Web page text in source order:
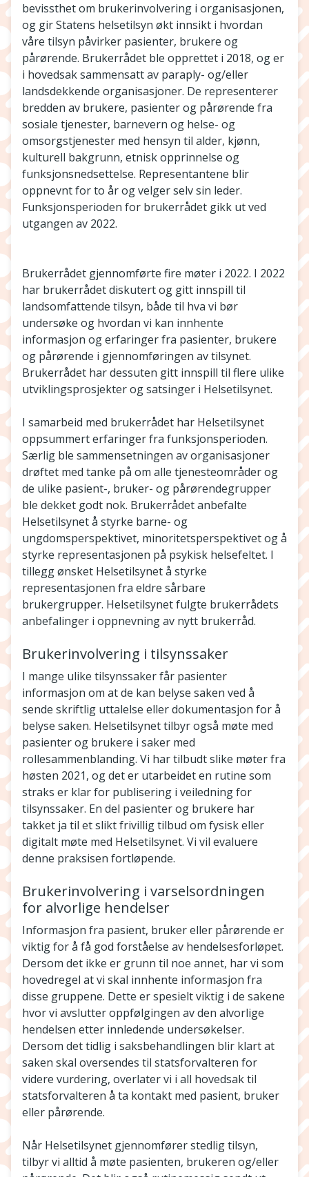
bevissthet om brukerinvolvering i organisasjonen,
og gir Statens helsetilsyn økt innsikt i hvordan
våre tilsyn påvirker pasienter, brukere og
pårørende. Brukerrådet ble opprettet i 2018, og er
i hovedsak sammensatt av paraply- og/eller
landsdekkende organisasjoner. De representerer
bredden av brukere, pasienter og pårørende fra
sosiale tjenester, barnevern og helse- og
omsorgstjenester med hensyn til alder, kjønn,
kulturell bakgrunn, etnisk opprinnelse og
funksjonsnedsettelse. Representantene blir
oppnevnt for to år og velger selv sin leder.
Funksjonsperioden for brukerrådet gikk ut ved
utgangen av 2022.
Brukerrådet gjennomførte fire møter i 2022. I 2022
har brukerrådet diskutert og gitt innspill til
landsomfattende tilsyn, både til hva vi bør
undersøke og hvordan vi kan innhente
informasjon og erfaringer fra pasienter, brukere
og pårørende i gjennomføringen av tilsynet.
Brukerrådet har dessuten gitt innspill til flere ulike
utviklingsprosjekter og satsinger i Helsetilsynet.
I samarbeid med brukerrådet har Helsetilsynet
oppsummert erfaringer fra funksjonsperioden.
Særlig ble sammensetningen av organisasjoner
drøftet med tanke på om alle tjenesteområder og
de ulike pasient-, bruker- og pårørendegrupper
ble dekket godt nok. Brukerrådet anbefalte
Helsetilsynet å styrke barne- og
ungdomsperspektivet, minoritetsperspektivet og å
styrke representasjonen på psykisk helsefeltet. I
tillegg ønsket Helsetilsynet å styrke
representasjonen fra eldre sårbare
brukergrupper. Helsetilsynet fulgte brukerrådets
anbefalinger i oppnevning av nytt brukerråd.
Brukerinvolvering i tilsynssaker
I mange ulike tilsynssaker får pasienter
informasjon om at de kan belyse saken ved å
sende skriftlig uttalelse eller dokumentasjon for å
belyse saken. Helsetilsynet tilbyr også møte med
pasienter og brukere i saker med
rollesammenblanding. Vi har tilbudt slike møter fra
høsten 2021, og det er utarbeidet en rutine som
straks er klar for publisering i veiledning for
tilsynssaker. En del pasienter og brukere har
takket ja til et slikt frivillig tilbud om fysisk eller
digitalt møte med Helsetilsynet. Vi vil evaluere
denne praksisen fortløpende.
Brukerinvolvering i varselsordningen
for alvorlige hendelser
Informasjon fra pasient, bruker eller pårørende er
viktig for å få god forståelse av hendelsesforløpet.
Dersom det ikke er grunn til noe annet, har vi som
hovedregel at vi skal innhente informasjon fra
disse gruppene. Dette er spesielt viktig i de sakene
hvor vi avslutter oppfølgingen av den alvorlige
hendelsen etter innledende undersøkelser.
Dersom det tidlig i saksbehandlingen blir klart at
saken skal oversendes til statsforvalteren for
videre vurdering, overlater vi i all hovedsak til
statsforvalteren å ta kontakt med pasient, bruker
eller pårørende.
Når Helsetilsynet gjennomfører stedlig tilsyn,
tilbyr vi alltid å møte pasienten, brukeren og/eller